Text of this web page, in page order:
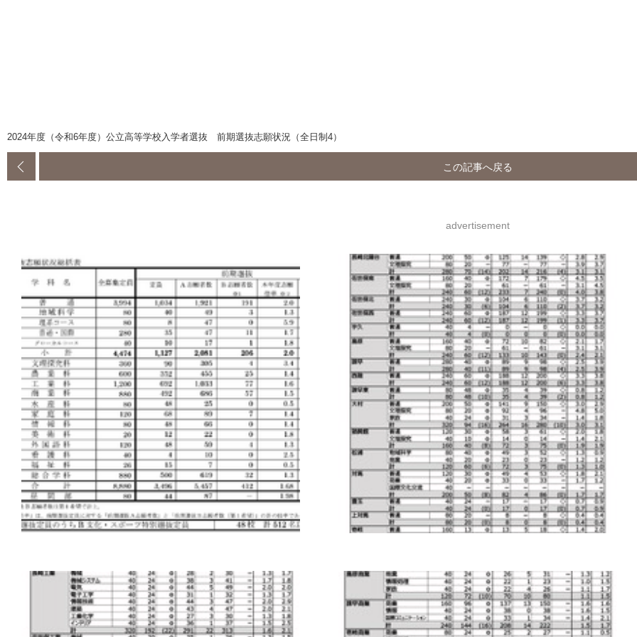
2024年度（令和6年度）公立高等学校入学者選抜 前期選抜志願状況（全日制4）
この記事へ戻る
advertisement